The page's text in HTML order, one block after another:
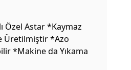
Özel Astar *Kaymaz
Üretilmiştir *Azo
*Makine da Yıkama